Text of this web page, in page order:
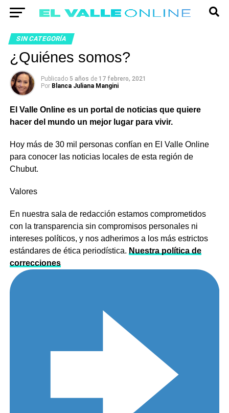
SIN CATEGORÍA
¿Quiénes somos?
Publicado 5 años de 17 febrero, 2021
Por Blanca Juliana Mangini
El Valle Online es un portal de noticias que quiere
hacer del mundo un mejor lugar para vivir.
Hoy más de 30 mil personas confían en El Valle Online
para conocer las noticias locales de esta región de
Chubut.
Valores
En nuestra sala de redacción estamos comprometidos
con la transparencia sin compromisos personales ni
intereses políticos, y nos adherimos a los más estrictos
estándares de ética periodística. Nuestra política de
correcciones